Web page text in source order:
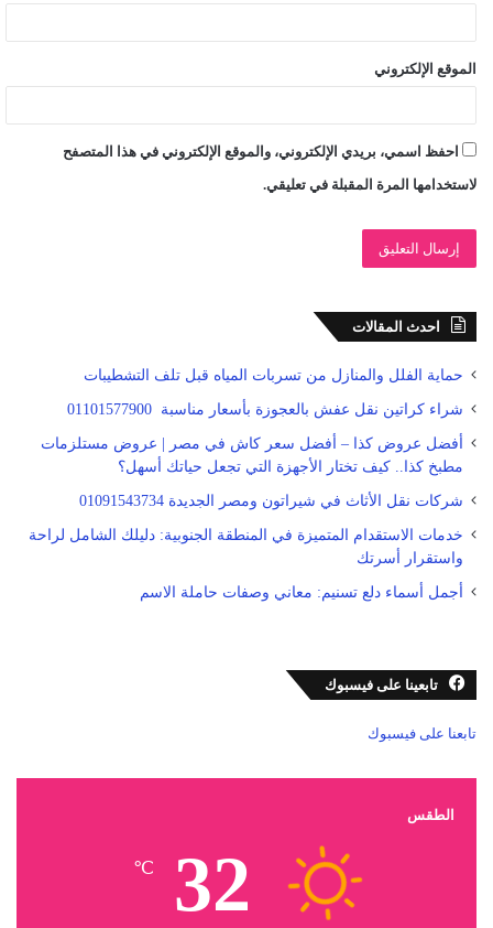
الموقع الإلكتروني
احفظ اسمي، بريدي الإلكتروني، والموقع الإلكتروني في هذا المتصفح
لاستخدامها المرة المقبلة في تعليقي.
احدث المقالات
حماية الفلل والمنازل من تسربات المياه قبل تلف التشطيبات
شراء كراتين نقل عفش بالعجوزة بأسعار مناسبة 01101577900
أفضل عروض كذا – أفضل سعر كاش في مصر | عروض مستلزمات
مطبخ كذا.. كيف تختار الأجهزة التي تجعل حياتك أسهل؟
شركات نقل الأثاث في شيراتون ومصر الجديدة 01091543734
خدمات الاستقدام المتميزة في المنطقة الجنوبية: دليلك الشامل لراحة
واستقرار أسرتك
أجمل أسماء دلع تسنيم: معاني وصفات حاملة الاسم
تابعينا على فيسبوك
تابعنا على فيسبوك
الطقس
32
℃